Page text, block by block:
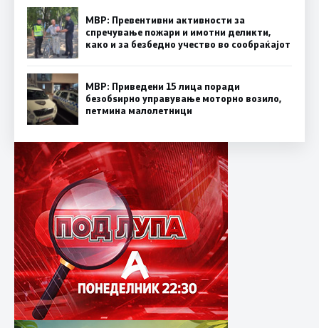
МВР: Превентивни активности за
спречување пожари и имотни деликти,
како и за безбедно учество во сообраќајот
МВР: Приведени 15 лица поради
безобѕирно управување моторно возило,
петмина малолетници